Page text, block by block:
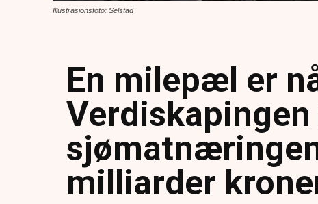
Illustrasjonsfoto: Selstad
En milepæl er
milliarder